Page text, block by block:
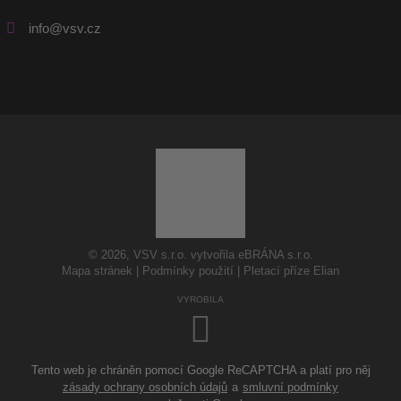
info@vsv.cz
© 2026, VSV s.r.o. vytvořila eBRÁNA s.r.o.
Mapa stránek
Podmínky použití Pletací příze Elian
VYROBILA
Tento web je chráněn pomocí Google ReCAPTCHA a platí pro něj
zásady ochrany osobních údajů a smluvní podmínky